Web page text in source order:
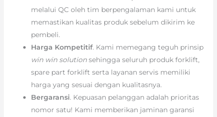
melalui QC oleh tim berpengalaman kami untuk
memastikan kualitas produk sebelum dikirim ke
pembeli.
Harga Kompetitif. Kami memegang teguh prinsip
win win solutionsehingga seluruh produk forklift,
spare part forklift serta layanan servis memiliki
harga yang sesuai dengan kualitasnya.
Bergaransi. Kepuasan pelanggan adalah prioritas
nomor satu! Kami memberikan jaminan garansi